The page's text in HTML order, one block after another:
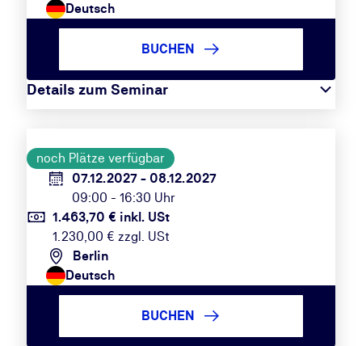
Deutsch
Details zum Seminar
BUCHEN
noch Plätze verfügbar
07.12.2027 - 08.12.2027
09:00 - 16:30 Uhr
1.463,70 € inkl. USt
1.230,00 € zzgl. USt
Berlin
Deutsch
BUCHEN